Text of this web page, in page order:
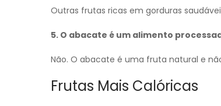
Outras frutas ricas em gorduras
5. O abacate é um alimento
Não. O abacate é uma fruta natural e
Frutas Mais Calóricas